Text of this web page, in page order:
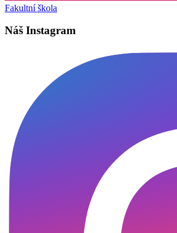
Fakultní škola
Náš Instagram